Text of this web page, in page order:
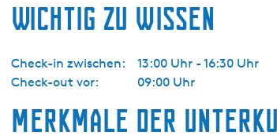
Wichtig zu wissen
Check-in zwischen:
13:00 Uhr - 16:30 Uhr
Check-out vor:
09:00 Uhr
d
a
a
c
t
Merkmale der